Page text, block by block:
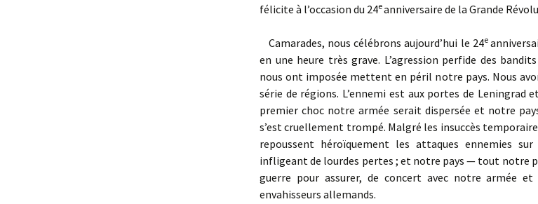
félicite à l’occasion du 24eanniversaire de la Grande
Camarades, nous célébrons aujourd’hui le 24e
en une heure très grave. L’agression perfide des
nous ont imposée mettent en péril notre pays. Nous
série de régions. L’ennemi est aux portes de Leningrad
premier choc notre armée serait dispersée et notre
s’est cruellement trompé. Malgré les insuccès
repoussent héroïquement les attaques ennemies
infligeant de lourdes pertes ; et notre pays — tout notre
guerre pour assurer, de concert avec notre armée
envahisseurs allemands.